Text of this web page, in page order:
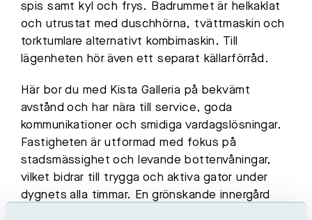
spis samt kyl och frys. Badrummet är helkaklat
och utrustat med duschhörna, tvättmaskin och
torktumlare alternativt kombimaskin. Till
lägenheten hör även ett separat källarförråd.
Här bor du med Kista Galleria på bekvämt
avstånd och har nära till service, goda
kommunikationer och smidiga vardagslösningar.
Fastigheten är utformad med fokus på
stadsmässighet och levande bottenvåningar,
vilket bidrar till trygga och aktiva gator under
dygnets alla timmar. En grönskande innergård